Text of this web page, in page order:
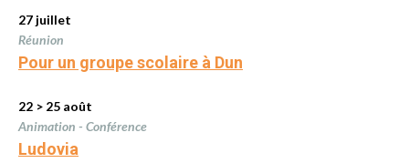
27 juillet
Réunion
Pour un groupe scolaire à Dun
22 > 25 août
Animation - Conférence
Ludovia